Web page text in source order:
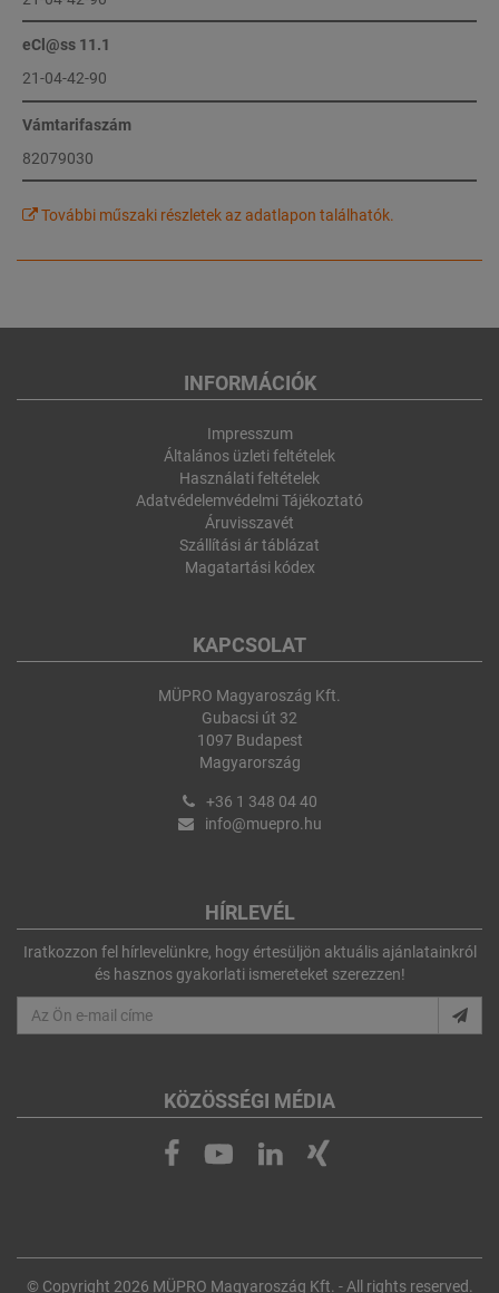
eCl@ss 11.1
21-04-42-90
Vámtarifaszám
82079030
További műszaki részletek az adatlapon találhatók.
INFORMÁCIÓK
Impresszum
Általános üzleti feltételek
Használati feltételek
Adatvédelemvédelmi Tájékoztató
Áruvisszavét
Szállítási ár táblázat
Magatartási kódex
KAPCSOLAT
MÜPRO Magyaroszág Kft.
Gubacsi út 32
1097 Budapest
Magyarország
+36 1 348 04 40
info@muepro.hu
HÍRLEVÉL
Iratkozzon fel hírlevelünkre, hogy értesüljön aktuális ajánlatainkról
és hasznos gyakorlati ismereteket szerezzen!
KÖZÖSSÉGI MÉDIA
© Copyright 2026 MÜPRO Magyaroszág Kft. - All rights reserved.